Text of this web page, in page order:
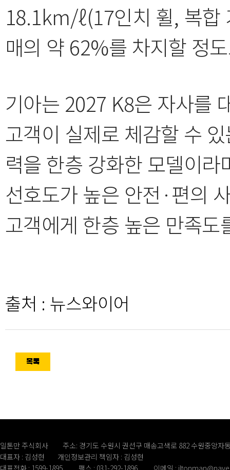
18.1km/ℓ(17인치 휠, 복합
매의 약 62%를 차지할 정
기아는 2027 K8은 자사를
고객이 실제로 체감할 수
력을 한층 강화한 모델이
선호도가 높은 안전·편의
고객에게 한층 높은 만족
출처 : 뉴스와이어
목록
일톤만 주식회사
주소: 경기도 수원시 권선구 매송고색로 882 수원중앙자
대표자 : 김성현
개인정보관리 책임자 : 김성현
대표전화 : 1599-1895
팩스 : 031-292-1896 이메일 :